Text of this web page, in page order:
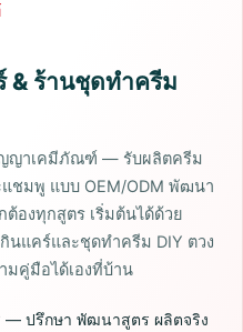
& ร้านชุดทำครีม
ญญาเคมีภัณฑ์ — รับผลิตครีม
ชมพู แบบ OEM/ODM พัฒนา
องทุกสูตร เริ่มต้นได้ด้วย
นแคร์และชุดทำครีม DIY ตวง
มคู่มือได้เองที่บ้าน
— ปรึกษา พัฒนาสูตร ผลิตจริง